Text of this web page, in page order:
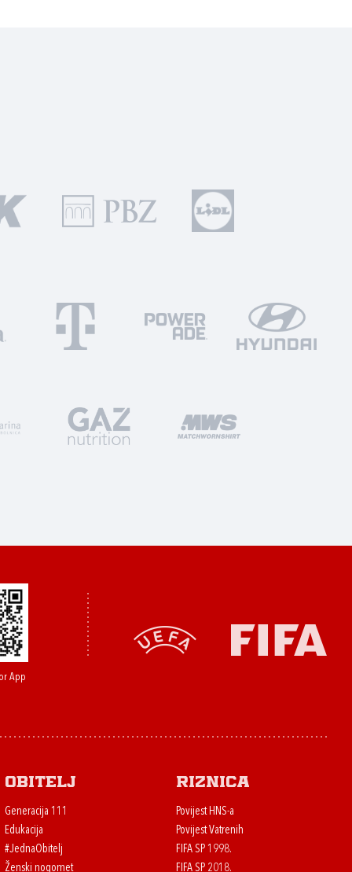
App
Obitelj
Generacija 111
Edukacija
#JednaObitelj
Ženski nogomet
Riznica
Povijest HNS-a
Povijest Vatrenih
FIFA SP 1998.
FIFA SP 2018.